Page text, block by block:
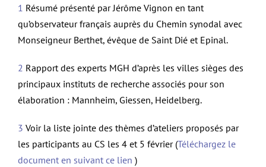
1 Résumé présenté par Jérôme Vignon en tant
qu’observateur français auprès du Chemin synodal avec
Monseigneur Berthet, évêque de Saint Dié et Epinal.
2 Rapport des experts MGH d’après les villes sièges des
principaux instituts de recherche associés pour son
élaboration : Mannheim, Giessen, Heidelberg.
3 Voir la liste jointe des thèmes d’ateliers proposés par
les participants au CS les 4 et 5 février (Téléchargez le
document en suivant ce lien )